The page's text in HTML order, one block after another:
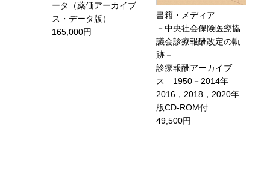
ータ（薬価アーカイブ
ス・データ版）
165,000円
書籍・メディア
－中央社会保険医療協
議会診療報酬改定の軌
跡－
診療報酬アーカイブ
ス 1950－2014年
2016，2018，2020年
版CD-ROM付
49,500円